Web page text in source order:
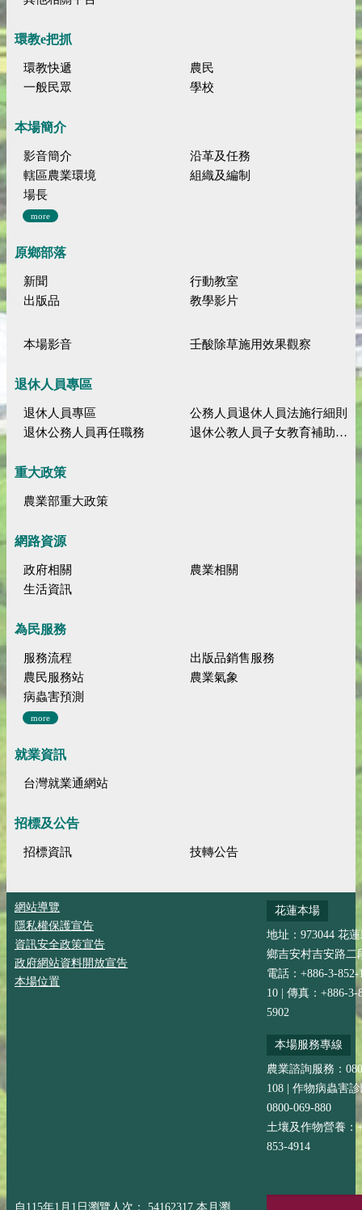
環教e把抓
環教快遞
農民
一般民眾
學校
本場簡介
影音簡介
沿革及任務
轄區農業環境
組織及編制
場長
more
原鄉部落
新聞
行動教室
出版品
教學影片
本場影音 壬酸除草施用效果觀察
退休人員專區
退休人員專區
公務人員退休人員法施行細則
退休公務人員再任職務
退休公教人員子女教育補助規定
重大政策
農業部重大政策
網路資源
政府相關
農業相關
生活資訊
為民服務
服務流程
出版品銷售服務
農民服務站
農業氣象
病蟲害預測
more
就業資訊
台灣就業通網站
招標及公告
招標資訊 技轉公告
網站導覽
隱私權保護宣告
資訊安全政策宣告
政府網站資料開放宣告
本場位置
花蓮本場
地址：973044 花
鄉吉安村吉安路二
電話：+886-3-852-
10 | 傳真：+886-3-
5902
本場服務專線
農業諮詢服務：
108 | 作物病蟲害
0800-069-880
土壤及作物營養：
853-4914
自115年1月1日瀏覽人次： 54162317 本月瀏